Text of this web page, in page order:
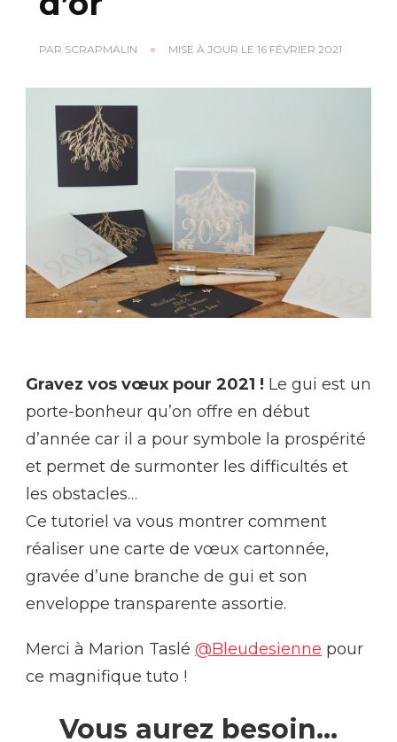
PAR SCRAPMALIN MISE À JOUR LE 16 FÉVRIER 2021
Gravez vos vœux pour 2021 ! Le gui est un
porte-bonheur qu’on offre en début
d’année car il a pour symbole la prospérité
et permet de surmonter les difficultés et
les obstacles…
Ce tutoriel va vous montrer comment
réaliser une carte de vœux cartonnée,
gravée d’une branche de gui et son
enveloppe transparente assortie.
Merci à Marion Taslé @Bleudesienne pour
ce magnifique tuto !
Vous aurez besoin…